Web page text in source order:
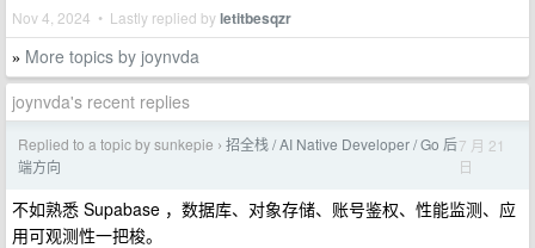
Nov 4, 2024 • Lastly replied byletitbesqzr
» More topics by joynvda
joynvda's recent replies
Replied to a topic by sunkepie › 招全栈 / AI Native Developer / Go 后
端方向
7 月 21
日
不如熟悉 Supabase ，数据库、对象存储、账号鉴权、性能监测、应
用可观测性一把梭。